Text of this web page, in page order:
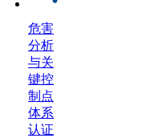
危害
分析
与关
键控
制点
体系
认证